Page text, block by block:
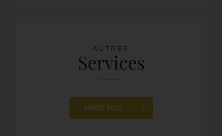
AUTRES
Services
SAVOIR PLUS